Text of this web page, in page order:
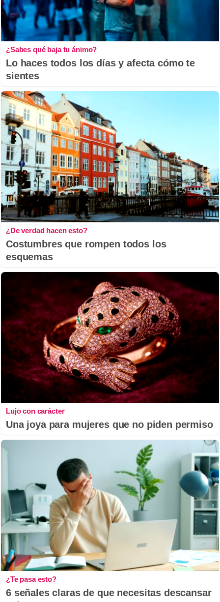
¿Sabes qué baja tu ánimo?
Lo haces todos los días y afecta cómo te
sientes
¿De verdad hacen esto?
Costumbres que rompen todos los
esquemas
Lujo con carácter
Una joya para mujeres que no piden permiso
¿Te pasa esto?
6 señales claras de que necesitas descansar